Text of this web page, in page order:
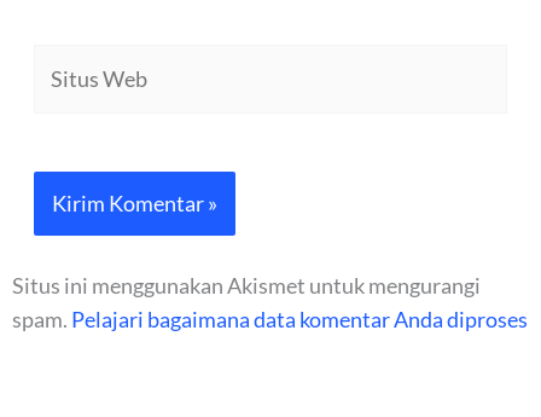
Web
Situs ini menggunakan Akismet untuk mengurangi
spam. Pelajari bagaimana data komentar Anda diproses